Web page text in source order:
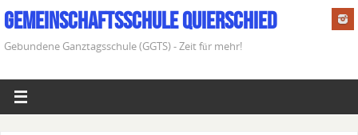
Gemeinschaftsschule Quierschied
Gebundene Ganztagsschule (GGTS) - Zeit für mehr!